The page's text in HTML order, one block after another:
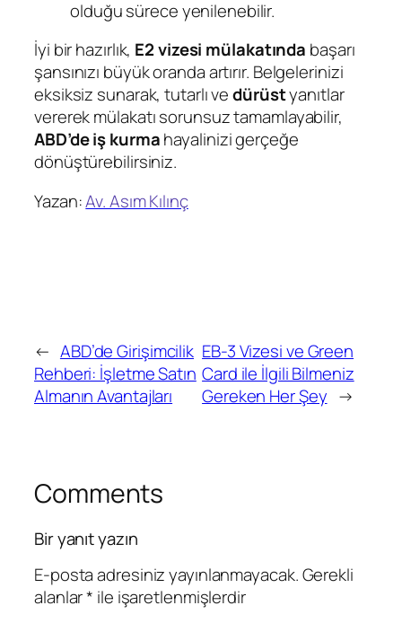
olduğu sürece yenilenebilir.
İyi bir hazırlık, E2 vizesi mülakatında başarı
şansınızı büyük oranda artırır. Belgelerinizi
eksiksiz sunarak, tutarlı vedürüstyanıtlar
vererek mülakatı sorunsuz tamamlayabilir,
ABD’de iş kurmahayalinizi gerçeğe
dönüştürebilirsiniz.
Yazan:Av. Asım Kılınç
← ABD’de Girişimcilik
Rehberi: İşletme Satın
Almanın Avantajları
EB-3 Vizesi ve Green
Card ile İlgili Bilmeniz
Gereken Her Şey →
Comments
Bir yanıt yazın
E-posta adresiniz yayınlanmayacak.Gerekli
alanlar* ile işaretlenmişlerdir